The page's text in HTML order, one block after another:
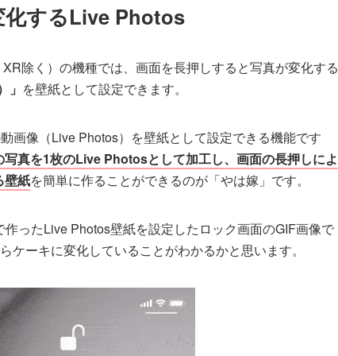
化するLive Photos
除く）の機種では、画面を長押しすると写真が変化する
を壁紙として設定できます。
画像（Live Photos）を壁紙として設定できる機能です
写真を1枚のLive Photosとして加工し、画面の長押しによ
壁紙を簡単に作ることができるのが「やは嫁」です。
ったLive Photos壁紙を設定したロック画面のGIF画像で
ケーキに変化していることがわかるかと思います。